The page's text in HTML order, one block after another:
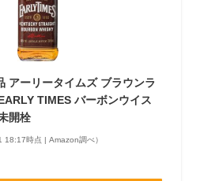
アーリータイムズ ブラウンラ
TIMES バーボンウイス
開栓
18:17時点 | Amazon調べ）